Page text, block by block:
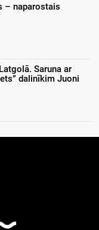
– naparostais
Saruna ar
dalinīkim Juoni